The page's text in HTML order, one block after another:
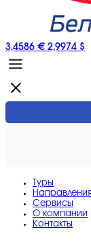
3,4586 € 2,9974 $
Туры
Направления
Сервисы
O компании
Контакты